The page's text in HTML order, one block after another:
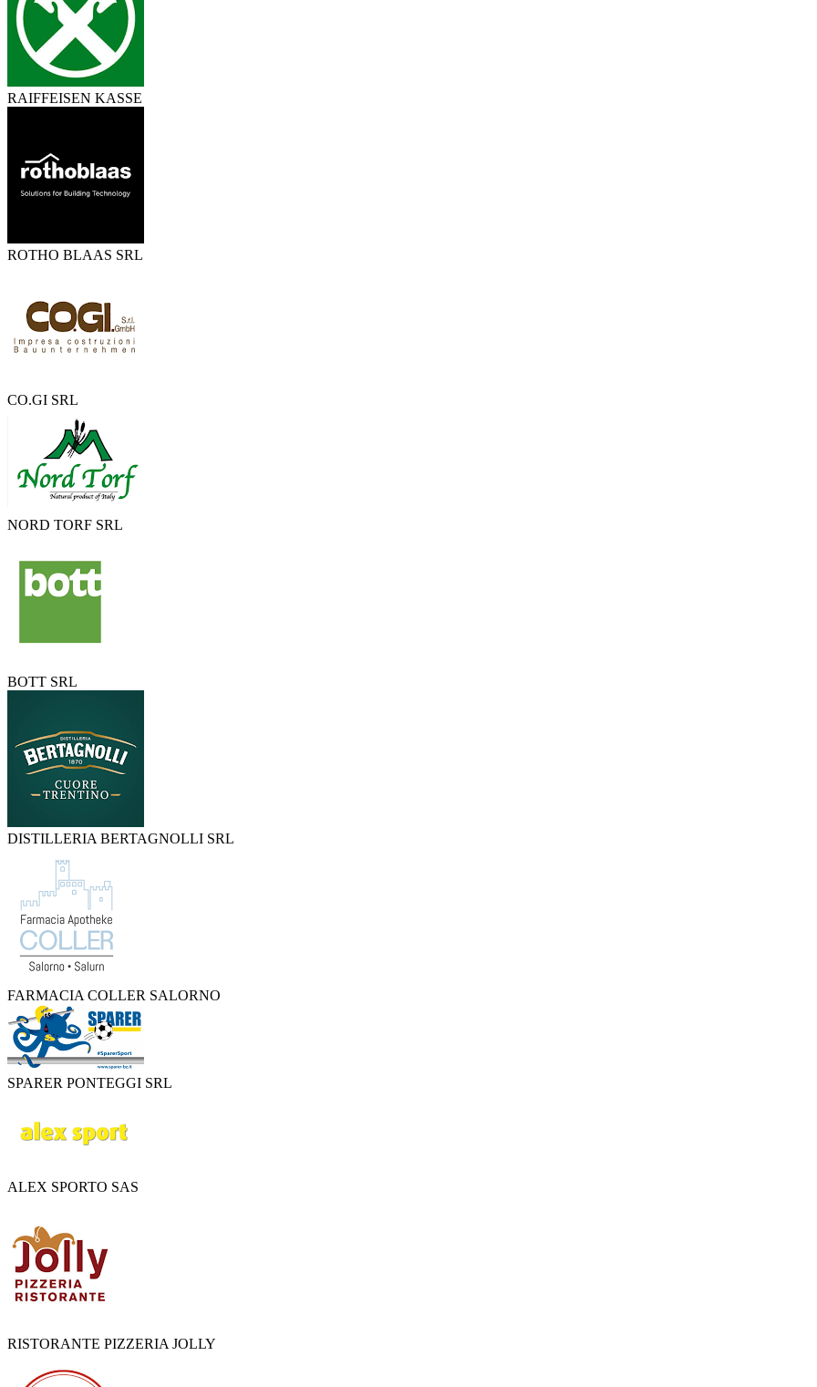
RAIFFEISEN KASSE
ROTHO BLAAS SRL
CO.GI SRL
NORD TORF SRL
BOTT SRL
DISTILLERIA BERTAGNOLLI SRL
FARMACIA COLLER SALORNO
SPARER PONTEGGI SRL
ALEX SPORTO SAS
RISTORANTE PIZZERIA JOLLY